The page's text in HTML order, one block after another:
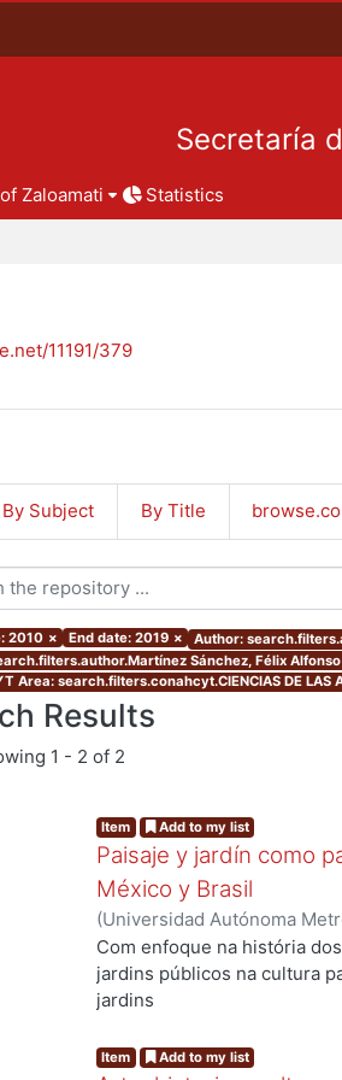
Secretaría
Zaloamati Statistics
11191/379
By Subject By Title
2010 × End date: 2019 × Author:
Sánchez, Félix Alfonso
Area: search.filters.conahcyt.CIENCIAS DE LAS
Results
1 - 2 of 2
Item Add to my list
Paisaje y jardín como
México y Brasil
(Universidad Autónoma
Figueirôa Silva, Aline;
Maria;Sá Carneiro Ribeiro,
Ocejo Cázares, María Teresa
Garza, Karla María
Com enfoque na história
jardins públicos na cultura
jardins
20 como parte do processo
Item Add to my list